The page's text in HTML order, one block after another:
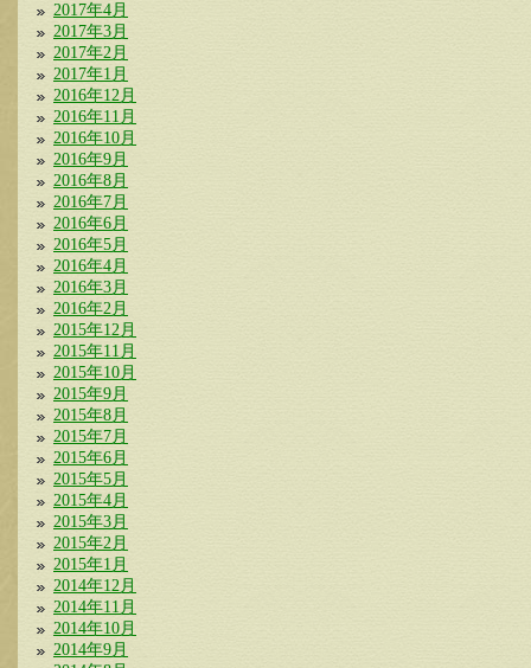
2017年4月
2017年3月
2017年2月
2017年1月
2016年12月
2016年11月
2016年10月
2016年9月
2016年8月
2016年7月
2016年6月
2016年5月
2016年4月
2016年3月
2016年2月
2015年12月
2015年11月
2015年10月
2015年9月
2015年8月
2015年7月
2015年6月
2015年5月
2015年4月
2015年3月
2015年2月
2015年1月
2014年12月
2014年11月
2014年10月
2014年9月